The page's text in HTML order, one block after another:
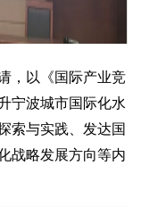
，以《国际产业竞
宁波城市国际化水
索与实践、发达国
战略发展方向等内